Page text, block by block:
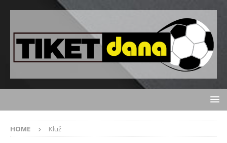
HOME Kluž